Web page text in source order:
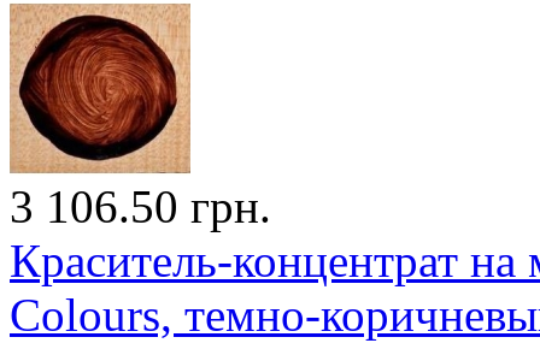
3 106.50 грн.
Краситель-концентрат
Colours, темно-